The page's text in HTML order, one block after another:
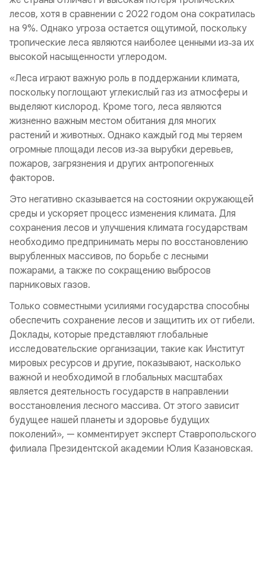
лесов, хотя в сравнении с 2022 годом она сократилась
на 9%. Однако угроза остается ощутимой, поскольку
тропические леса являются наиболее ценными из‑за их
высокой насыщенности углеродом.
«Леса играют важную роль в поддержании климата,
поскольку поглощают углекислый газ из атмосферы и
выделяют кислород. Кроме того, леса являются
жизненно важным местом обитания для многих
растений и животных. Однако каждый год мы теряем
огромные площади лесов из‑за вырубки деревьев,
пожаров, загрязнения и других антропогенных
факторов.
Это негативно сказывается на состоянии окружающей
среды и ускоряет процесс изменения климата. Для
сохранения лесов и улучшения климата государствам
необходимо предпринимать меры по восстановлению
вырубленных массивов, по борьбе с лесными
пожарами, а также по сокращению выбросов
парниковых газов.
Только совместными усилиями государства способны
обеспечить сохранение лесов и защитить их от гибели.
Доклады, которые представляют глобальные
исследовательские организации, такие как Институт
мировых ресурсов и другие, показывают, насколько
важной и необходимой в глобальных масштабах
является деятельность государств в направлении
восстановления лесного массива. От этого зависит
будущее нашей планеты и здоровье будущих
поколений», — комментирует эксперт Ставропольского
филиала Президентской академии Юлия Казановская.